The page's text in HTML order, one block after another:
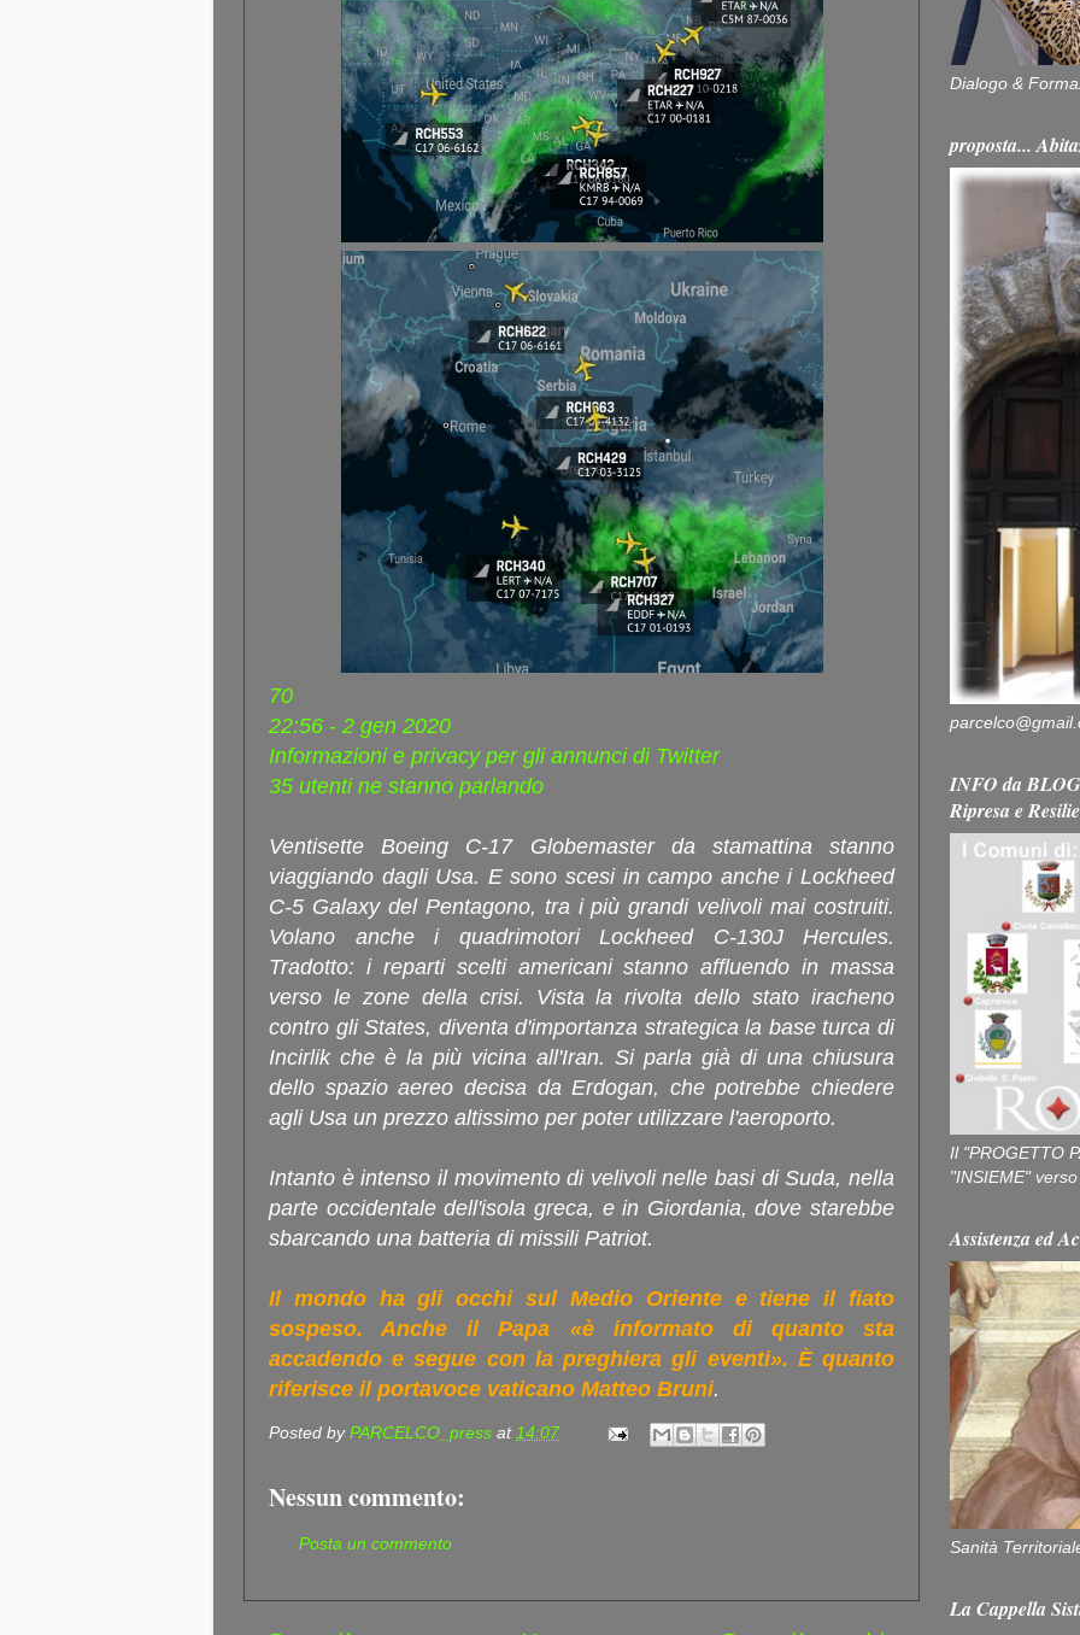
70
22:56 - 2 gen 2020
Informazioni e privacy per gli annunci di Twitter
35 utenti ne stanno parlando
Ventisette Boeing C-17 Globemaster da stamattina stanno
viaggiando dagli Usa. E sono scesi in campo anche i Lockheed
C-5 Galaxy del Pentagono, tra i più grandi velivoli mai costruiti.
Volano anche i quadrimotori Lockheed C-130J Hercules.
Tradotto: i reparti scelti americani stanno affluendo in massa
verso le zone della crisi. Vista la rivolta dello stato iracheno
contro gli States, diventa d'importanza strategica la base turca di
Incirlik che è la più vicina all'Iran. Si parla già di una chiusura
dello spazio aereo decisa da Erdogan, che potrebbe chiedere
agli Usa un prezzo altissimo per poter utilizzare l'aeroporto.
Intanto è intenso il movimento di velivoli nelle basi di Suda, nella
parte occidentale dell'isola greca, e in Giordania, dove starebbe
sbarcando una batteria di missili Patriot.
Il mondo ha gli occhi sul Medio Oriente e tiene il fiato
sospeso. Anche il Papa «è informato di quanto sta
accadendo e segue con la preghiera gli eventi». È quanto
riferisce il portavoce vaticano Matteo Bruni.
Posted byPARCELCO_press at14:07
Nessun commento:
Posta un commento
Dialogo &
proposta...
INFO da
Ripresa e
Il "PROGETTO
"INSIEME"
Assistenza ed
Sanità
La Cappella